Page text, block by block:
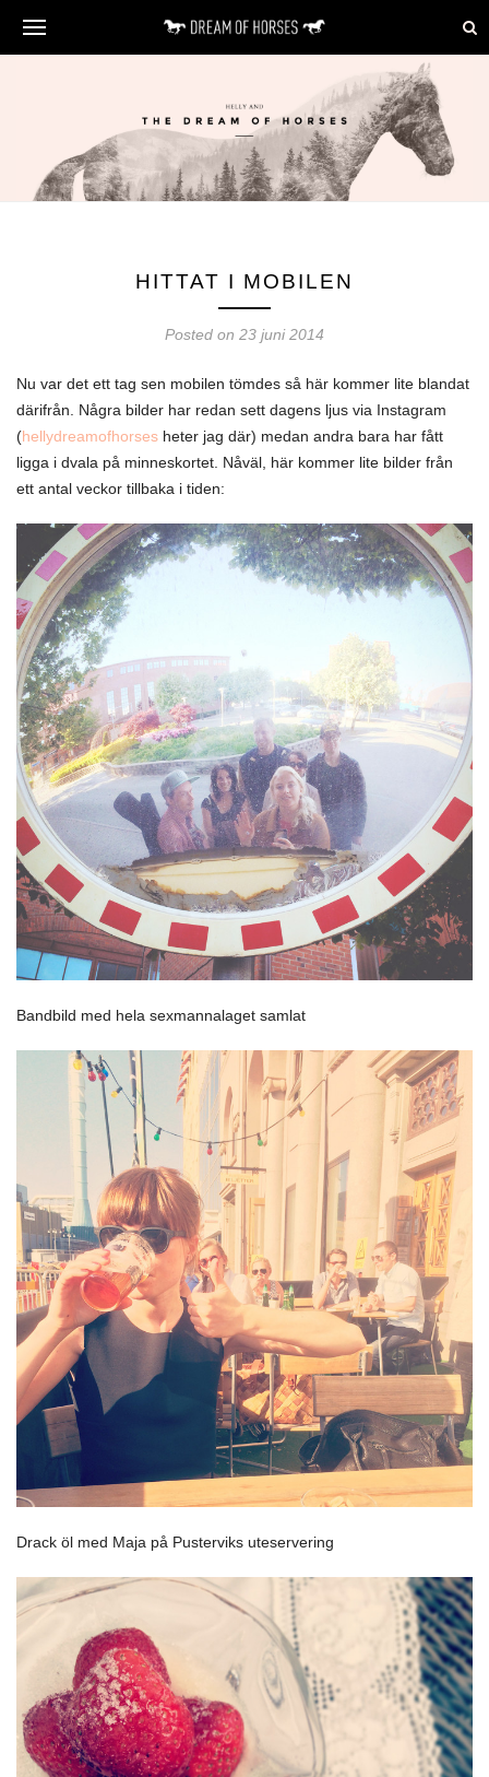
HITTAT I MOBILEN
Posted on 23 juni 2014
Nu var det ett tag sen mobilen tömdes så här kommer lite blandat
därifrån. Några bilder har redan sett dagens ljus via Instagram
(hellydreamofhorses heter jag där) medan andra bara har fått
ligga i dvala på minneskortet. Nåväl, här kommer lite bilder från
ett antal veckor tillbaka i tiden:
Bandbild med hela sexmannalaget samlat
Drack öl med Maja på Pusterviks uteservering